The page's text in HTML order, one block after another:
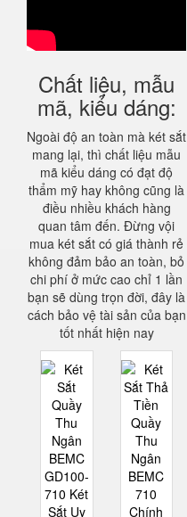
Chất liệu, mẫu
mã, kiểu dáng:
Ngoài độ an toàn mà két sắt
mang lại, thì chất liệu mẫu
mã kiểu dáng có đạt độ
thẩm mỹ hay không cũng là
điều nhiều khách hàng
quan tâm đến. Đừng vội
mua két sắt có giá thành rẻ
không đảm bảo an toàn, bỏ
chi phí ở mức cao chỉ 1 lần
bạn sẽ dùng trọn đời, đây là
cách bảo vệ tài sản của bạn
tốt nhất hiện nay